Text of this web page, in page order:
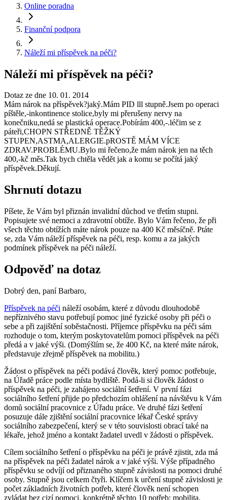
Online poradna
Finanční podpora
Náleží mi příspěvek na péči?
Náleží mi příspěvek na péči?
Dotaz ze dne 10. 01. 2014
Mám nárok na příspěvek?jaký.Mám PID lll stupně.Jsem po operaci
píštěle,-inkontinence stolice,byly mi přerušeny nervy na
konečniku,nedá se plastická operace.Pobírám 400,-.léčim se z
páteři,CHOPN STŘEDNĚ TĚŽKÝ
STUPEN,ASTMA,ALERGIE.pROSTĚ MÁM VÍCE
ZDRAV.PROBLÉMU.Bylo mi řečeno,že mám nárok jen na těch
400,-kč měs.Tak bych chtěla vědět jak a komu se počítá jaký
příspěvek.Děkují.
Shrnutí dotazu
Píšete, že Vám byl přiznán invalidní důchod ve třetím stupni.
Popisujete své nemoci a zdravotní obtíže. Bylo Vám řečeno, že při
všech těchto obtížích máte nárok pouze na 400 Kč měsíčně. Ptáte
se, zda Vám náleží příspěvek na péči, resp. komu a za jakých
podmínek příspěvek na péči náleží.
Odpověď na dotaz
Dobrý den, paní Barbaro,
Příspěvek na péči náleží osobám, které z důvodu dlouhodobě
nepříznivého stavu potřebují pomoc jiné fyzické osoby při péči o
sebe a při zajištění soběstačnosti. Příjemce příspěvku na péči sám
rozhoduje o tom, kterým poskytovatelům pomoci příspěvek na péči
předá a v jaké výši. (Domýšlím se, že 400 Kč, na které máte nárok,
představuje zřejmě příspěvek na mobilitu.)
Žádost o příspěvek na péči podává člověk, který pomoc potřebuje,
na Úřadě práce podle místa bydliště. Podá-li si člověk žádost o
příspěvek na péči, je zahájeno sociální šetření. V první fázi
sociálního šetření přijde po předchozím ohlášení na návštěvu k Vám
domů sociální pracovnice z Úřadu práce. Ve druhé fázi šetření
posuzuje dále zjištění sociální pracovnice lékař České správy
sociálního zabezpečení, který se v této souvislosti obrací také na
lékaře, jehož jméno a kontakt žadatel uvedl v žádosti o příspěvek.
Cílem sociálního šetření o příspěvku na péči je právě zjistit, zda má
na příspěvek na péči žadatel nárok a v jaké výši. Výše případného
příspěvku se odvíjí od přiznaného stupně závislosti na pomoci druhé
osoby. Stupně jsou celkem čtyři. Klíčem k určení stupně závislosti je
počet základních životních potřeb, které člověk není schopen
zvládat bez cizí pomoci, konkrétně těchto 10 potřeb: mobilita,